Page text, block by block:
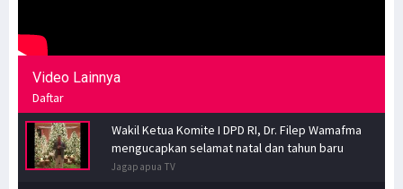
Video Lainnya
Daftar
Wakil Ketua Komite I DPD RI, Dr. Filep Wamafma
mengucapkan selamat natal dan tahun baru
Jagapapua TV